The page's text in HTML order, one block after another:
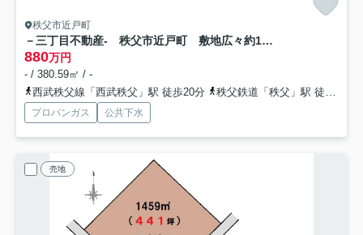
秩父市近戸町
－三丁目不動産- 秩父市近戸町 敷地広々約114坪
880万円
- / 380.59㎡ / -
西武秩父線「西武秩父」駅 徒歩20分
秩父鉄道「秩父」駅 徒歩23分
プロパンガス 公共下水
売地